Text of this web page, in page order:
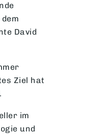
David
Ziel hat
im
und